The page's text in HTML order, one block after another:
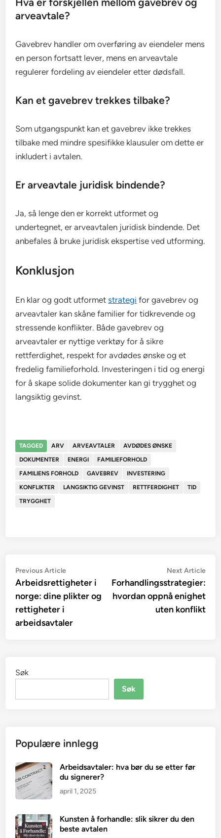
arveavtale?
Gavebrev handler om overføring av eiendeler mens
en person fortsatt lever, mens en arveavtale
regulerer fordeling av eiendeler etter dødsfall.
Kan et gavebrev trekkes tilbake?
Som utgangspunkt kan et gavebrev ikke trekkes
tilbake med mindre spesifikke klausuler om dette er
inkludert i avtalen.
Er arveavtale juridisk bindende?
Ja, så lenge den er korrekt utformet og
undertegnet, er arveavtalen juridisk bindende. Det
anbefales å bruke juridisk ekspertise ved utforming.
Konklusjon
En klar og godt utformetstrategi for gavebrev og
arveavtaler kan skåne familier for tidkrevende og
stressende konflikter. Både gavebrev og
arveavtaler er nyttige verktøy for å sikre
rettferdighet, respekt for avdødes ønske og et
fredelig familieforhold. Investeringen i tid og energi
for å skape solide dokumenter kan gi trygghet og
langsiktig gevinst.
TAGGED ARV ARVEAVTALER
AVDØDES ØNSKE
DOKUMENTER
ENERGI
FAMILIEFORHOLD
FAMILIENS FORHOLD
GAVEBREV
INVESTERING
KONFLIKTER
LANGSIKTIG GEVINST RETTFERDIGHET
TID
TRYGGHET
Innleggsnavigasjon
Previous ArticlePrevious
article:
Arbeidsrettigheter i
norge: dine plikter og
rettigheter i
arbeidsavtaler
Next Article
Forhandlingsstrategier:
hvordan oppnå enighet
uten konflikt
Søk
Søk
Populære innlegg
Arbeidsavtaler: hva bør du se etter før
du signerer?
april 1, 2025
Kunsten å forhandle: slik sikrer du den
beste avtalen